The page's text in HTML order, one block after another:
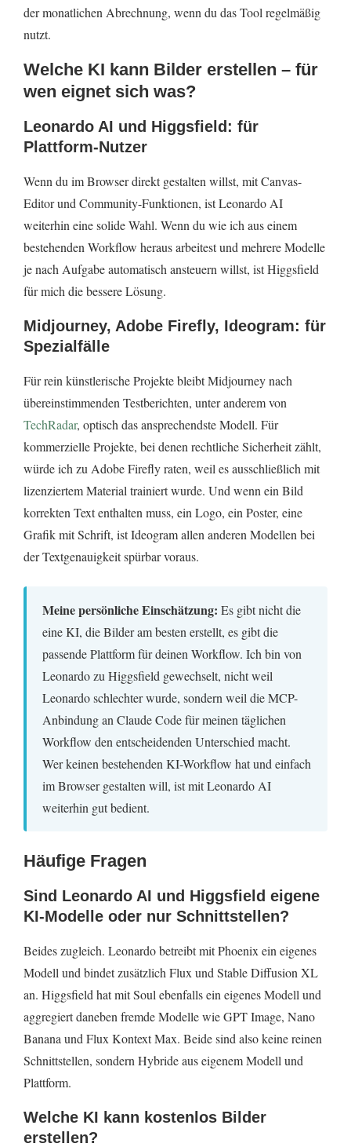
der monatlichen Abrechnung, wenn du das Tool regelmäßig
nutzt.
Welche KI kann Bilder erstellen – für
wen eignet sich was?
Leonardo AI und Higgsfield: für
Plattform-Nutzer
Wenn du im Browser direkt gestalten willst, mit Canvas-
Editor und Community-Funktionen, ist Leonardo AI
weiterhin eine solide Wahl. Wenn du wie ich aus einem
bestehenden Workflow heraus arbeitest und mehrere Modelle
je nach Aufgabe automatisch ansteuern willst, ist Higgsfield
für mich die bessere Lösung.
Midjourney, Adobe Firefly, Ideogram: für
Spezialfälle
Für rein künstlerische Projekte bleibt Midjourney nach
übereinstimmenden Testberichten, unter anderem von
TechRadar, optisch das ansprechendste Modell. Für
kommerzielle Projekte, bei denen rechtliche Sicherheit zählt,
würde ich zu Adobe Firefly raten, weil es ausschließlich mit
lizenziertem Material trainiert wurde. Und wenn ein Bild
korrekten Text enthalten muss, ein Logo, ein Poster, eine
Grafik mit Schrift, ist Ideogram allen anderen Modellen bei
der Textgenauigkeit spürbar voraus.
Meine persönliche Einschätzung: Es gibt nicht die
eine KI, die Bilder am besten erstellt, es gibt die
passende Plattform für deinen Workflow. Ich bin von
Leonardo zu Higgsfield gewechselt, nicht weil
Leonardo schlechter wurde, sondern weil die MCP-
Anbindung an Claude Code für meinen täglichen
Workflow den entscheidenden Unterschied macht.
Wer keinen bestehenden KI-Workflow hat und einfach
im Browser gestalten will, ist mit Leonardo AI
weiterhin gut bedient.
Häufige Fragen
Sind Leonardo AI und Higgsfield eigene
KI-Modelle oder nur Schnittstellen?
Beides zugleich. Leonardo betreibt mit Phoenix ein eigenes
Modell und bindet zusätzlich Flux und Stable Diffusion XL
an. Higgsfield hat mit Soul ebenfalls ein eigenes Modell und
aggregiert daneben fremde Modelle wie GPT Image, Nano
Banana und Flux Kontext Max. Beide sind also keine reinen
Schnittstellen, sondern Hybride aus eigenem Modell und
Plattform.
Welche KI kann kostenlos Bilder
erstellen?